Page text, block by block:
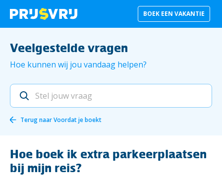
BOEK EEN VAKANTIE
Veelgestelde vragen
Hoe kunnen wij jou vandaag helpen?
Terug naarVoordat je boekt
Hoe boek ik extra parkeerplaatsen
bij mijn reis?